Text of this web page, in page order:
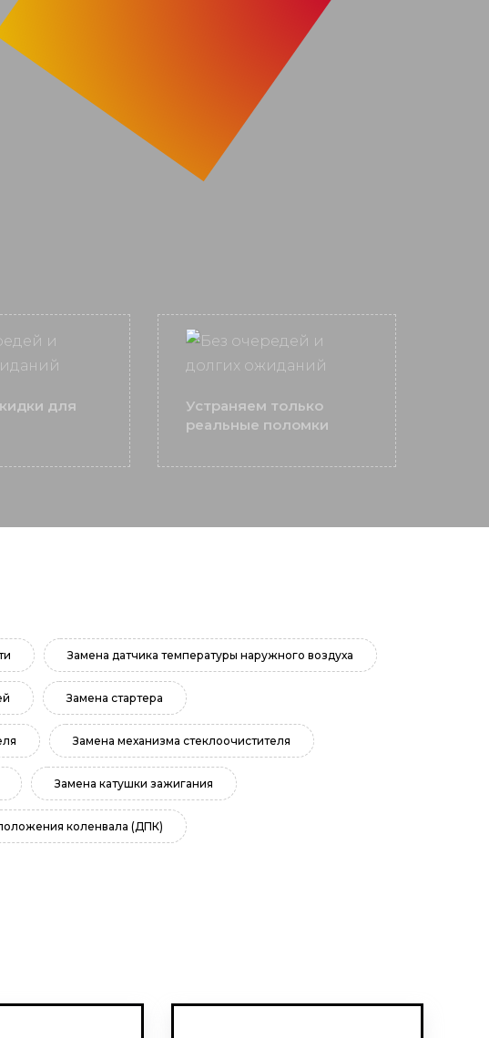
для
Устраняем только
реальные поломки
Замена датчика температуры наружного воздуха
Замена стартера
Замена механизма стеклоочистителя
Замена катушки зажигания
коленвала (ДПК)